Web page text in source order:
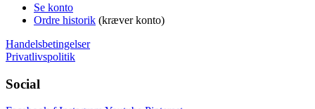
Se konto
Ordre historik (kræver konto)
Handelsbetingelser
Privatlivspolitik
Social